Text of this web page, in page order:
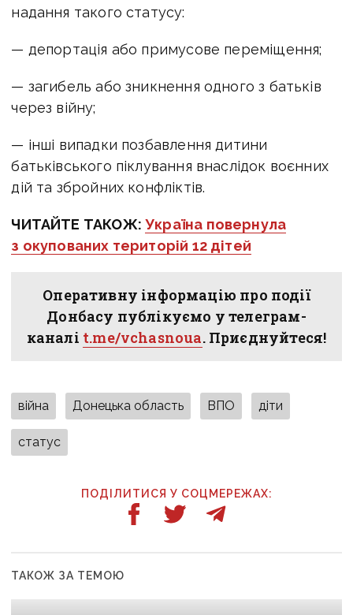
надання такого статусу:
— депортація або примусове переміщення;
— загибель або зникнення одного з батьків
через війну;
— інші випадки позбавлення дитини
батьківського піклування внаслідок воєнних
дій та збройних конфліктів.
ЧИТАЙТЕ ТАКОЖ:Україна повернула
з окупованих територій 12 дітей
Оперативну інформацію про події
Донбасу публікуємо у телеграм-
каналі t.me/vchasnoua. Приєднуйтеся!
війна Донецька область ВПО діти
статус
ПОДІЛИТИСЯ У СОЦМЕРЕЖАХ:
ТАКОЖ ЗА ТЕМОЮ